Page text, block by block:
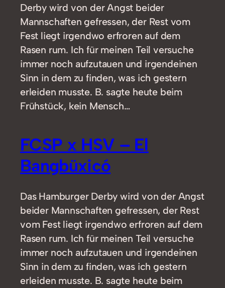
Derby wird von der Angst beider
Mannschaften gefressen, der Rest vom
Fest liegt irgendwo erfroren auf dem
Rasen rum. Ich für meinen Teil versuche
immer noch aufzutauen und irgendeinen
Sinn in dem zu finden, was ich gestern
erleiden musste. B. sagte heute beim
Frühstück, kein Mensch…
FCSP x HSV – El
Bangbüxicó
Das Hamburger Derby wird von der Angst
beider Mannschaften gefressen, der Rest
vom Fest liegt irgendwo erfroren auf dem
Rasen rum. Ich für meinen Teil versuche
immer noch aufzutauen und irgendeinen
Sinn in dem zu finden, was ich gestern
erleiden musste. B. sagte heute beim